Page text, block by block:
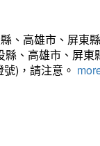
、高雄市、屏東
、高雄市、屏
)，請注意。